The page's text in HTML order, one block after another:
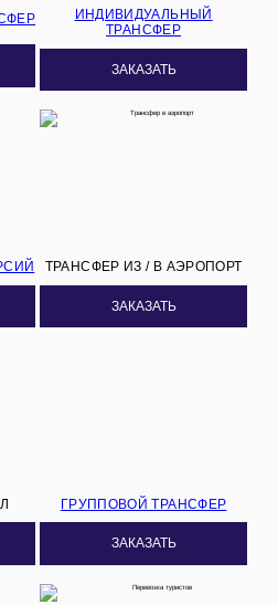
ИНДИВИДУАЛЬНЫЙ
ТРАНСФЕР
ЗАКАЗАТЬ
ТРАНСФЕР ИЗ / В АЭРОПОРТ
ЗАКАЗАТЬ
ГРУППОВОЙ ТРАНСФЕР
ЗАКАЗАТЬ